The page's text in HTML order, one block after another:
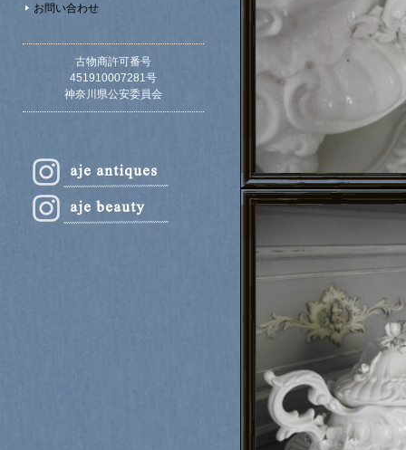
お問い合わせ
古物商許可番号
451910007281号
神奈川県公安委員会